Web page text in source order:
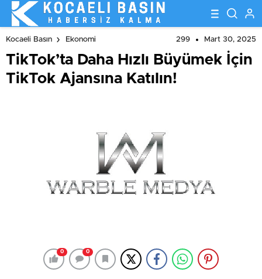
Kocaeli Basın Ekonomi 299 Mart 30, 2025
TikTok’ta Daha Hızlı Büyümek İçin
TikTok Ajansına Katılın!
0 0